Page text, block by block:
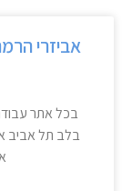
אביזרי
בכל אתר
בלב תל אביב